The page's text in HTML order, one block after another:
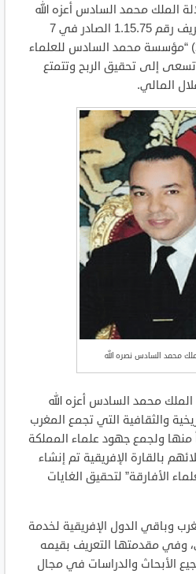
الملك محمد السادس أعزه الله
أحدثت بمقتضى الظهير الشريف رقم 1.15.75 الصادر في 7
رمضان 1436 (24 يونيو 2015) “مؤسسة محمد السادس للعلماء
إلى تحقيق الربح وتتمتع
المالي.
محمد السادس نصره الله
الملك محمد السادس أعزه الله
والثقافية التي تجمع المغرب
منها ولجمع جهود علماء المملكة
بالقارة الإفريقية تم إنشاء
الأفارقة” لتحقيق الغايات
وباقي الدول الإفريقية لخدمة
وفي مقدمتها التعريف بقيمه
الأبحاث والدراسات في مجال